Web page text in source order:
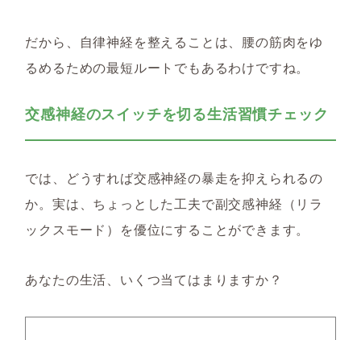
だから、自律神経を整えることは、 腰の筋肉をゆ
るめるための最短ルートでもあるわけですね。
交感神経のスイッチを切る生活習慣チェック
では、どうすれば交感神経の暴走を抑えられるの
か。実は、ちょっとした工夫で副交感神経（リラ
ックスモード）を優位にすることができます。
あなたの生活、いくつ当てはまりますか？